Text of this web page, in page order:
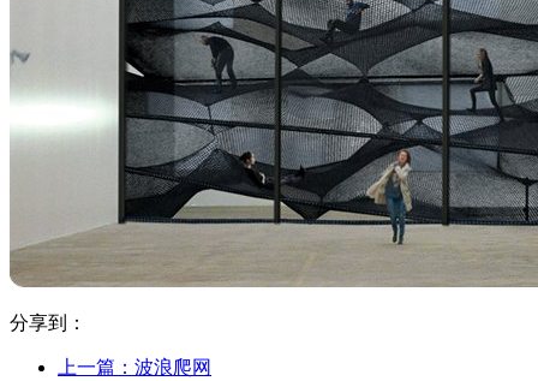
分享到：
上一篇： 波浪爬网